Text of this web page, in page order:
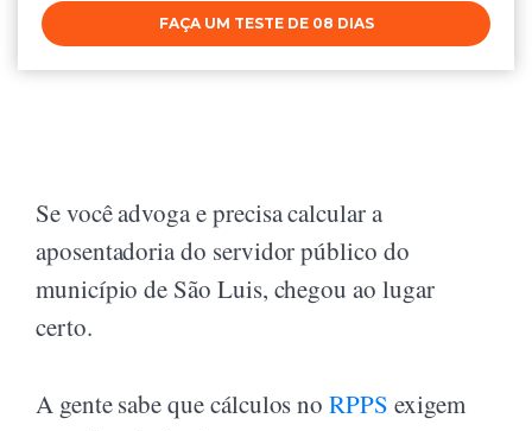
FAÇA UM TESTE DE 08 DIAS
Se você advoga e precisa calcular a
aposentadoria do servidor público do
município de São Luis, chegou ao lugar
certo.
A gente sabe que cálculos noRPPS exigem